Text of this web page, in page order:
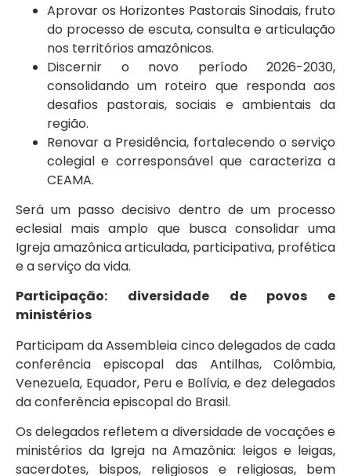
Aprovar os Horizontes Pastorais Sinodais, fruto
do processo de escuta, consulta e articulação
nos territórios amazônicos.
Discernir o novo período 2026-2030,
consolidando um roteiro que responda aos
desafios pastorais, sociais e ambientais da
região.
Renovar a Presidência, fortalecendo o serviço
colegial e corresponsável que caracteriza a
CEAMA.
Será um passo decisivo dentro de um processo
eclesial mais amplo que busca consolidar uma
Igreja amazônica articulada, participativa, profética
e a serviço da vida.
Participação: diversidade de povos e
ministérios
Participam da Assembleia cinco delegados de cada
conferência episcopal das Antilhas, Colômbia,
Venezuela, Equador, Peru e Bolívia, e dez delegados
da conferência episcopal do Brasil.
Os delegados refletem a diversidade de vocações e
ministérios da Igreja na Amazônia: leigos e leigas,
sacerdotes, bispos, religiosos e religiosas, bem